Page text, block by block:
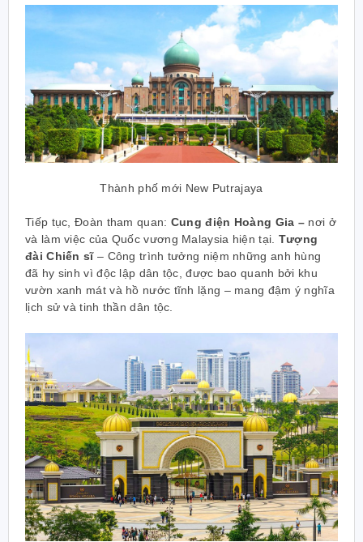
Thành phố mới New Putrajaya
Tiếp tục, Đoàn tham quan: Cung điện Hoàng Gia – nơi ở
và làm việc của Quốc vương Malaysia hiện tại. Tượng
đài Chiến sĩ– Công trình tưởng niệm những anh hùng
đã hy sinh vì độc lập dân tộc, được bao quanh bởi khu
vườn xanh mát và hồ nước tĩnh lặng – mang đậm ý nghĩa
lịch sử và tinh thần dân tộc.